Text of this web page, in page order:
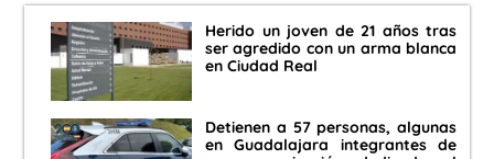
Herido un joven de 21 años tras
ser agredido con un arma blanca
en Ciudad Real
Detienen a 57 personas, algunas
en Guadalajara integrantes de